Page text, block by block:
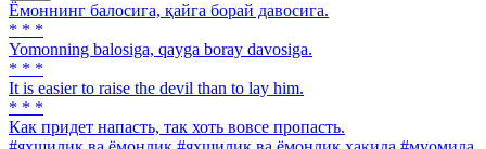
Ёмоннинг балосига, қайга борай давосига.
* * *
Yomonning balosiga, qayga boray davosiga.
* * *
It is easier to raise the devil than to lay him.
* * *
Как придет напасть, так хоть вовсе пропасть.